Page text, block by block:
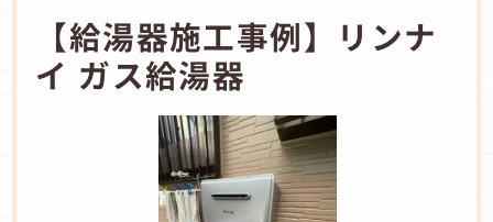
【給湯器施工事例】リンナ
イ ガス給湯器